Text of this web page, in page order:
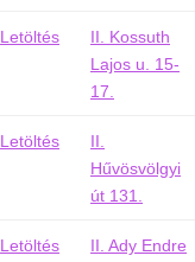
Letöltés
II. Kossuth
Lajos u. 15-
17.
Letöltés
II.
Hűvösvölgyi
út 131.
Letöltés
II. Ady Endre